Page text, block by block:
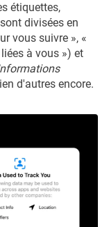
étiquettes,
divisées en
vous suivre », «
à vous ») et
d'autres encore.